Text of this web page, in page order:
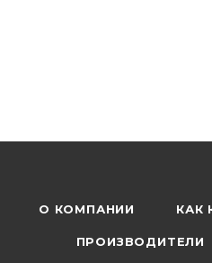
О КОМПАНИИ КАК
ПРОИЗВОДИТЕЛИ